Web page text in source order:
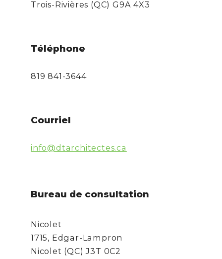
Trois-Rivières (QC) G9A 4X3
Téléphone
819 841-3644
Courriel
info@dtarchitectes.ca
Bureau de consultation
Nicolet
1715, Edgar-Lampron
Nicolet (QC) J3T 0C2